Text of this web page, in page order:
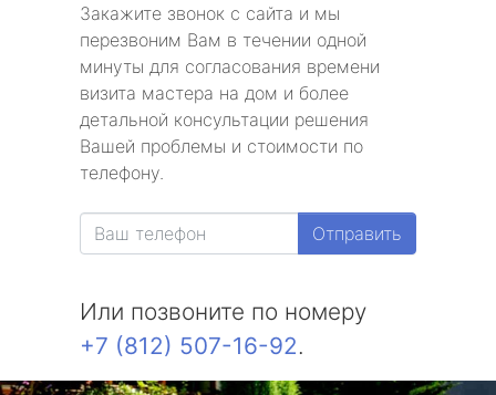
Закажите звонок с сайта и мы
перезвоним Вам в течении одной
минуты для согласования времени
визита мастера на дом и более
детальной консультации решения
Вашей проблемы и стоимости по
телефону.
Отправить
Или позвоните по номеру
+7 (812) 507-16-92.